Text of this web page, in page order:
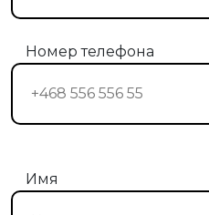
Номер телефона
Имя